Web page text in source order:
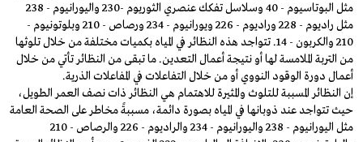
مثل البوتاسيوم - 40 وسلاسل تفكك عنصري الثوريوم -230 واليورانيوم - 238
مثل رادیوم - 228 وراديوم - 226 ويورانيوم - 234 ورصاص - 210 وبلوتونيوم -
210 والكربون - 14. تتواجد هذه النظائر في المياه بكميات مختلفة من خلال تلوثها
من التربة الملامسة لها أو نتيجة أعمال التعدين. ما تبقى من النظائر تأتي من خلال
أعمال دورة الوقود النووي أو من خلال التفاعلات في المفاعلات الذرية.
إن النظائر المسببة للتلوث والمثيرة للاهتمام هي النظائر ذات نصف العمر الطويل،
حيث تتواجد عند ذوبانها في المياه بصورة دائمة، مسببةً مخاطر على الصحة العامة
مثل اليورانيوم - 238 واليورانيوم - 234 والراديوم - 226 والرصاص - 210